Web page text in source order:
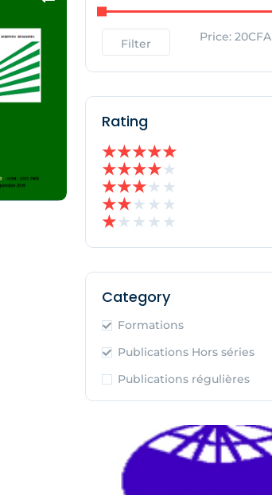
Filter Price: 20CFA
Rating
★★★★★
★★★★★
★★★★ ★
★★★ ★ ★
★★ ★ ★ ★
Category
Formations
Publications Hors séries
Publications régulières